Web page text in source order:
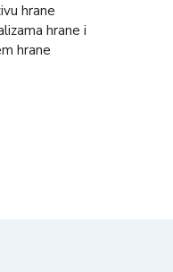
hrane
hrane i
hrane